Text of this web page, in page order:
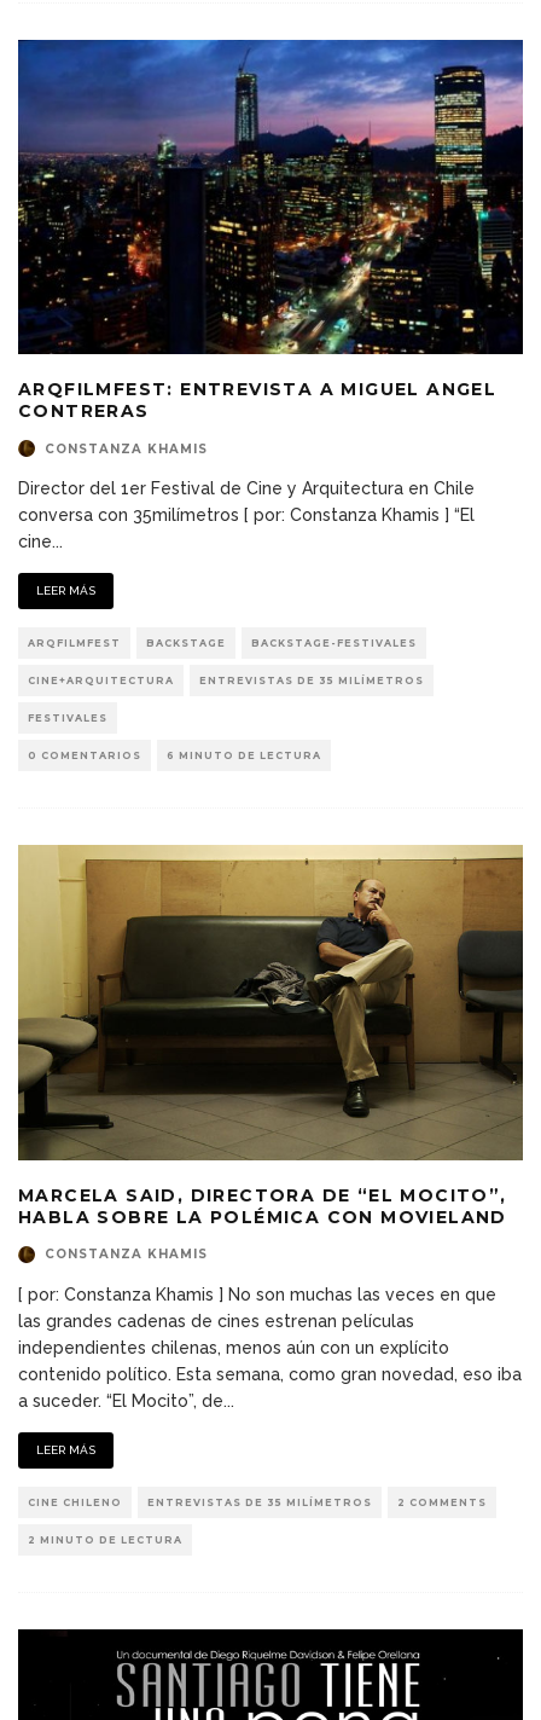
ARQFILMFEST: ENTREVISTA A MIGUEL ANGEL
CONTRERAS
CONSTANZA KHAMIS
Director del 1er Festival de Cine y Arquitectura en Chile
conversa con 35milímetros [ por: Constanza Khamis ] “El
cine...
LEER MÁS
ARQFILMFEST BACKSTAGE BACKSTAGE-FESTIVALES
CINE+ARQUITECTURA ENTREVISTAS DE 35 MILÍMETROS
FESTIVALES
0 COMENTARIOS 6 MINUTO DE LECTURA
MARCELA SAID, DIRECTORA DE “EL MOCITO”,
HABLA SOBRE LA POLÉMICA CON MOVIELAND
CONSTANZA KHAMIS
[ por: Constanza Khamis ] No son muchas las veces en que
las grandes cadenas de cines estrenan películas
independientes chilenas, menos aún con un explícito
contenido político. Esta semana, como gran novedad, eso iba
a suceder. “El Mocito”, de...
LEER MÁS
CINE CHILENO ENTREVISTAS DE 35 MILÍMETROS 2 COMMENTS
2 MINUTO DE LECTURA